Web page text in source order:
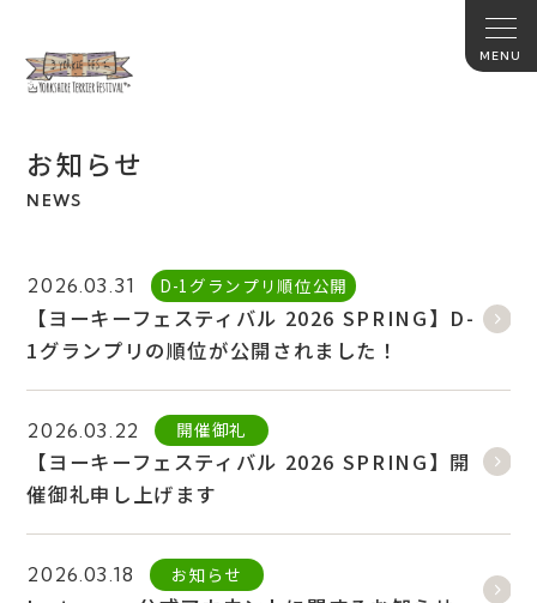
お知らせ
NEWS
2026.03.31 D-1グランプリ順位公開
【ヨーキーフェスティバル 2026 SPRING】D-
1グランプリの順位が公開されました！
2026.03.22 開催御礼
【ヨーキーフェスティバル 2026 SPRING】開
催御礼申し上げます
2026.03.18 お知らせ